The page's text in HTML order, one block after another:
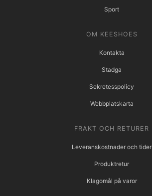
Sport
OM KEESHOES
Kontakta
Stadga
Sekretesspolicy
Webbplatskarta
FRAKT OCH RETURER
Leveranskostnader och tider
Produktretur
Klagomål på varor